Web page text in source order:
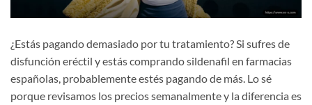
¿Estás pagando demasiado por tu tratamiento? Si sufres de
disfunción eréctil y estás comprando sildenafil en farmacias
españolas, probablemente estés pagando de más. Lo sé
porque revisamos los precios semanalmente y la diferencia es